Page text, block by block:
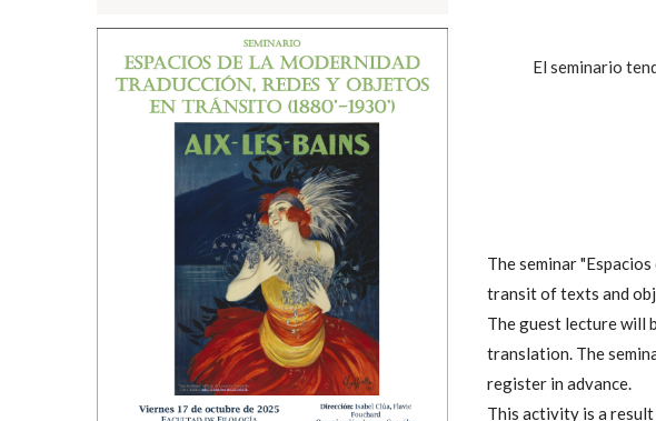
El seminario
The seminar
transit of texts and
The guest lecture will
translation. The
register in advance.
This activity is a